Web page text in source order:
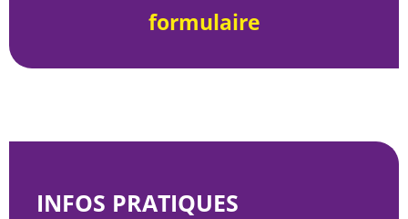
formulaire
INFOS PRATIQUES